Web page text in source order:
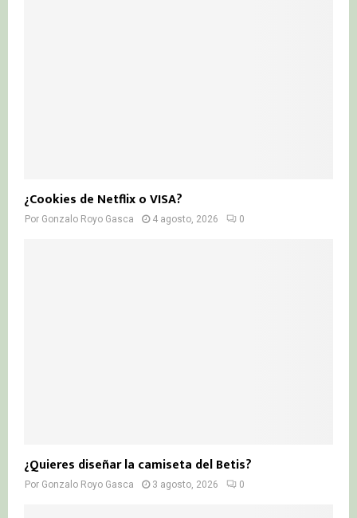
¿Cookies de Netflix o VISA?
Por Gonzalo Royo Gasca 4 agosto, 2026 0
¿Quieres diseñar la camiseta del Betis?
Por Gonzalo Royo Gasca 3 agosto, 2026 0